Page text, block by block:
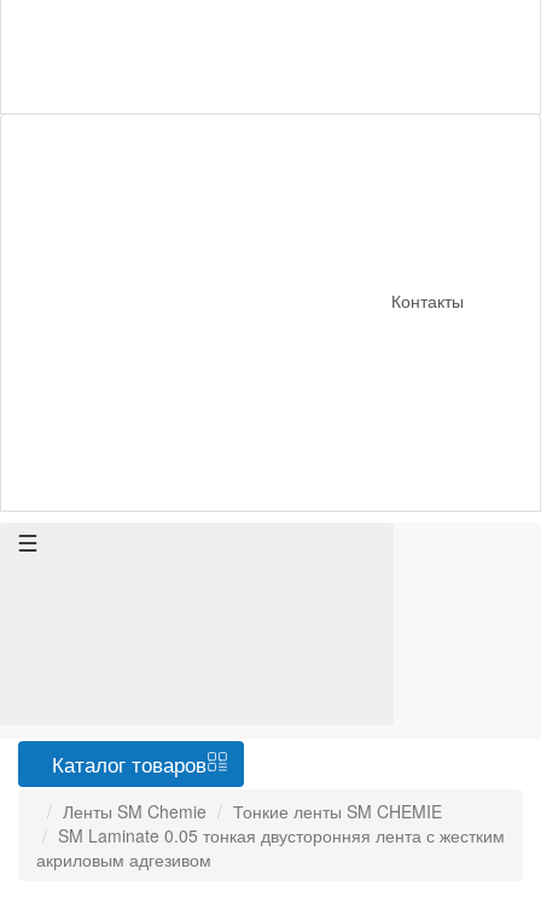
Контакты
Каталог товаров
Ленты SM Chemie
Тонкие ленты SM CHEMIE
SM Laminate 0.05 тонкая двусторонняя лента с жестким
акриловым адгезивом